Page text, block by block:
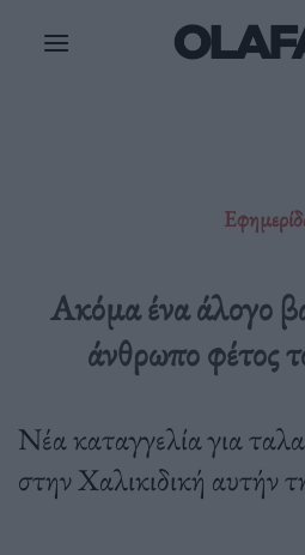
Ακόμα ένα άλογο
άνθρωπο φέτος
Νέα καταγγελία για
στην Χαλικιδική αυτήν